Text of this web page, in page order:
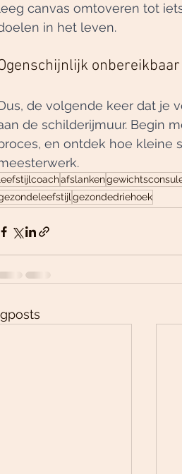
canvas omtoveren tot
in het leven.
de volgende keer dat je
de schilderijmuur. Begin
en ontdek hoe kleine
afslanken
gezondedriehoek